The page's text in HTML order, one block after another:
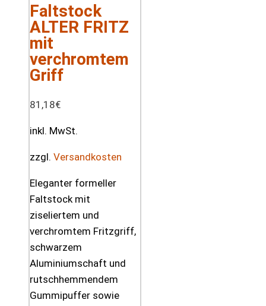
Faltstock
ALTER FRITZ
mit
verchromtem
Griff
81,18€
inkl. MwSt.
zzgl. Versandkosten
Eleganter formeller
Faltstock mit
ziseliertem und
verchromtem Fritzgriff,
schwarzem
Aluminiumschaft und
rutschhemmendem
Gummipuffer sowie